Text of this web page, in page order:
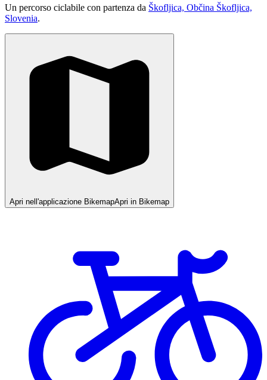
Un percorso ciclabile con partenza da Škofljica, Občina Škofljica,
Slovenia.
Apri nell'applicazione BikemapApri in Bikemap